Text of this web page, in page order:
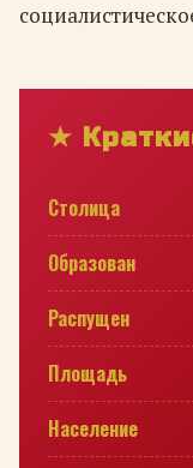
★
Столица
Образован
Распущен
Площадь
Население